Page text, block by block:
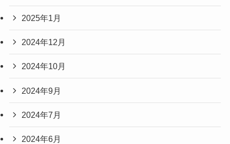
2025年1月
2024年12月
2024年10月
2024年9月
2024年7月
2024年6月